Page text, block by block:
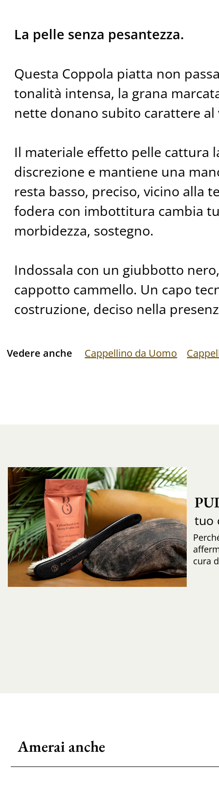
La pelle senza pesantezza.
Questa Coppola piatta non
tonalità intensa, la grana
nette donano subito carattere al
Il materiale effetto pelle cattura
discrezione e mantiene una
resta basso, preciso, vicino alla
fodera con imbottitura cambia
morbidezza, sostegno.
Indossala con un giubbotto
cappotto cammello. Un capo
costruzione, deciso nella
Vedere anche Cappellino da Uomo
tuo
cura
Amerai anche